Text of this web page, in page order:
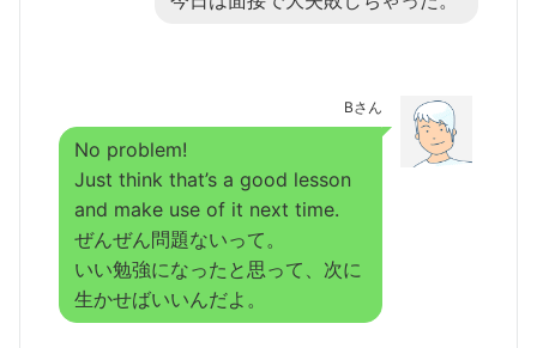
Bさん
No problem!
Just think that’s a good lesson
and make use of it next time.
ぜんぜん問題ないって。
いい勉強になったと思って、次に
生かせばいいんだよ。